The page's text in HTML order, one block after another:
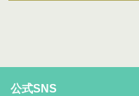
公式SNS